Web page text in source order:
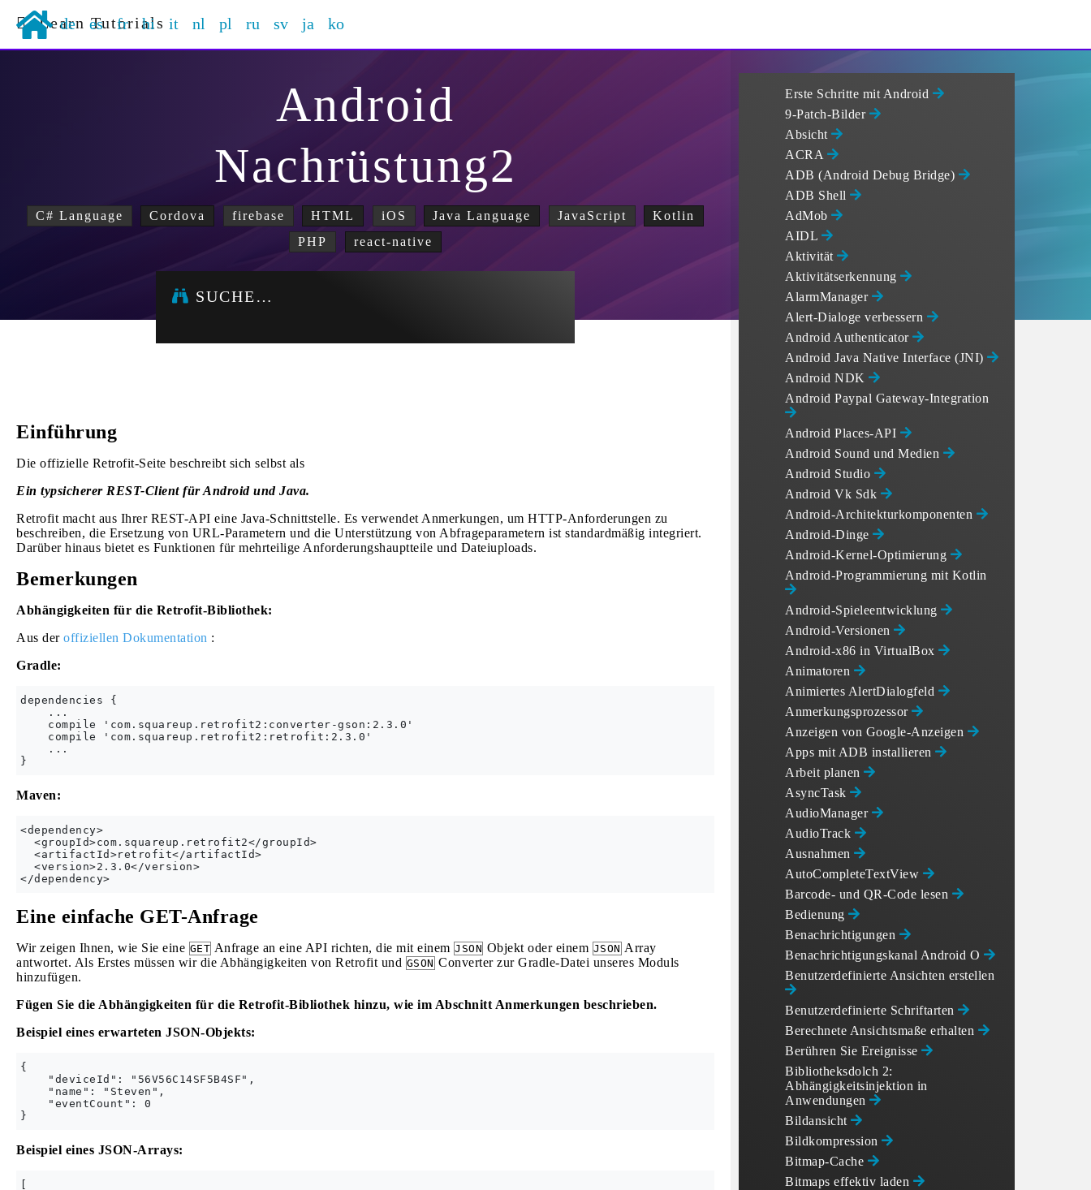
Learn Tutorials
de es fr hi it nl pl ru sv ja ko
Android
Nachrüstung2
C# Language Cordova firebase HTML iOS Java Language JavaScript
Kotlin
PHP
react-native
SUCHE…
Einführung
Die offizielle Retrofit-Seite beschreibt sich selbst als
Ein typsicherer REST-Client für Android und Java.
Retrofit macht aus Ihrer REST-API eine Java-Schnittstelle. Es verwendet Anmerkungen, um HTTP-Anforderungen zu
beschreiben, die Ersetzung von URL-Parametern und die Unterstützung von Abfrageparametern ist standardmäßig integriert.
Darüber hinaus bietet es Funktionen für mehrteilige Anforderungshauptteile und Dateiuploads.
Bemerkungen
Abhängigkeiten für die Retrofit-Bibliothek:
Aus der offiziellen Dokumentation :
Gradle:
dependencies {
    ...
    compile 'com.squareup.retrofit2:converter-gson:2.3.0'
    compile 'com.squareup.retrofit2:retrofit:2.3.0'
    ...
Maven:
<dependency>
  <groupId>com.squareup.retrofit2</groupId>
  <artifactId>retrofit</artifactId>
  <version>2.3.0</version>
Eine einfache GET-Anfrage
Wir zeigen Ihnen, wie Sie eine GET Anfrage an eine API richten, die mit einem JSON Objekt oder einem JSON Array
antwortet. Als Erstes müssen wir die Abhängigkeiten von Retrofit und GSON Converter zur Gradle-Datei unseres Moduls
hinzufügen.
Fügen Sie die Abhängigkeiten für die Retrofit-Bibliothek hinzu, wie im Abschnitt Anmerkungen beschrieben.
Beispiel eines erwarteten JSON-Objekts:
{
    "deviceId": "56V56C14SF5B4SF",
    "name": "Steven",
    "eventCount": 0
Beispiel eines JSON-Arrays:
Erste Schritte mit Android
9-Patch-Bilder
Absicht
ACRA
ADB (Android Debug Bridge)
ADB Shell
AdMob
AIDL
Aktivität
Aktivitätserkennung
AlarmManager
Alert-Dialoge verbessern
Android Authenticator
Android Java Native Interface (JNI)
Android NDK
Android Paypal Gateway-Integration
Android Places-API
Android Sound und Medien
Android Studio
Android Vk Sdk
Android-Architekturkomponenten
Android-Dinge
Android-Kernel-Optimierung
Android-Programmierung mit Kotlin
Android-Spieleentwicklung
Android-Versionen
Android-x86 in VirtualBox
Animatoren
Animiertes AlertDialogfeld
Anmerkungsprozessor
Anzeigen von Google-Anzeigen
Apps mit ADB installieren
Arbeit planen
AsyncTask
AudioManager
AudioTrack
Ausnahmen
AutoCompleteTextView
Barcode- und QR-Code lesen
Bedienung
Benachrichtigungen
Benachrichtigungskanal Android O
Benutzerdefinierte Ansichten erstellen
Benutzerdefinierte Schriftarten
Berechnete Ansichtsmaße erhalten
Berühren Sie Ereignisse
Bibliotheksdolch 2:
Abhängigkeitsinjektion in
Anwendungen
Bildansicht
Bildkompression
Bitmap-Cache
Bitmaps effektiv laden